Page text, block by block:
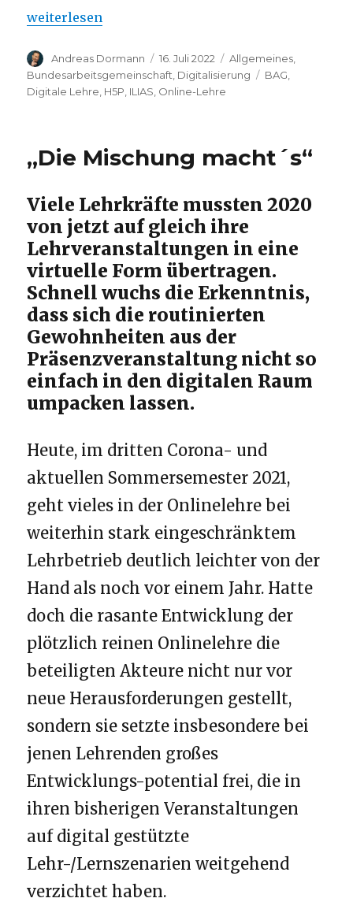
„20 Jahre BAG Digitale Lehre“
weiterlesen
Autor
Andreas Dormann
Veröffentlicht
am
16. Juli 2022 Kategorien
Allgemeines
Bundesarbeitsgemeinschaft Digitalisierung Schlagwörter
BAG
Digitale Lehre H5P ILIAS Online-Lehre
„Die Mischung macht´s“
Viele Lehrkräfte mussten 2020
von jetzt auf gleich ihre
Lehrveranstaltungen in eine
virtuelle Form übertragen.
Schnell wuchs die Erkenntnis,
dass sich die routinierten
Gewohnheiten aus der
Präsenzveranstaltung nicht so
einfach in den digitalen Raum
umpacken lassen.
Heute, im dritten Corona- und
aktuellen Sommersemester 2021,
geht vieles in der Onlinelehre bei
weiterhin stark eingeschränktem
Lehrbetrieb deutlich leichter von der
Hand als noch vor einem Jahr. Hatte
doch die rasante Entwicklung der
plötzlich reinen Onlinelehre die
beteiligten Akteure nicht nur vor
neue Herausforderungen gestellt,
sondern sie setzte insbesondere bei
jenen Lehrenden großes
Entwicklungs-potential frei, die in
ihren bisherigen Veranstaltungen
auf digital gestützte
Lehr-/Lernszenarien weitgehend
verzichtet haben.